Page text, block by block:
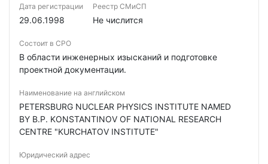
Дата регистрации
29.06.1998
Реестр СМиСП
Не числится
Состоит в СРО
В области инженерных изысканий и подготовке
проектной документации.
Наименование на английском
PETERSBURG NUCLEAR PHYSICS INSTITUTE NAMED
BY B.P. KONSTANTINOV OF NATIONAL RESEARCH
CENTRE "KURCHATOV INSTITUTE"
Юридический адрес